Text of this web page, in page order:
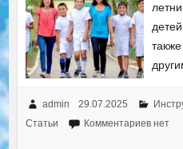
admin 29.07.2025
Статьи
Комментариев нет